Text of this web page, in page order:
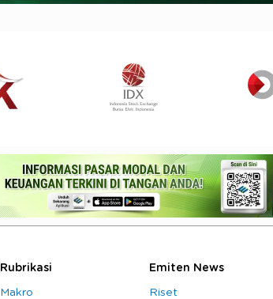
Rubrikasi
Makro
Emiten News
Riset